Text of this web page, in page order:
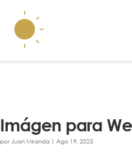
Imágen para
porJuan Miranda |Ago 19, 2023